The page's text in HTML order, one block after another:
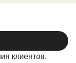
клиентов,